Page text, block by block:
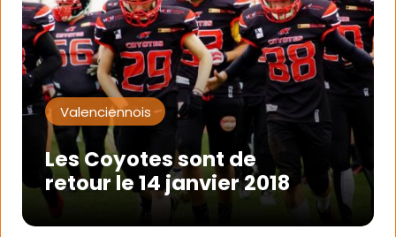
Valenciennois
Les Coyotes sont de
retour le 14 janvier 2018